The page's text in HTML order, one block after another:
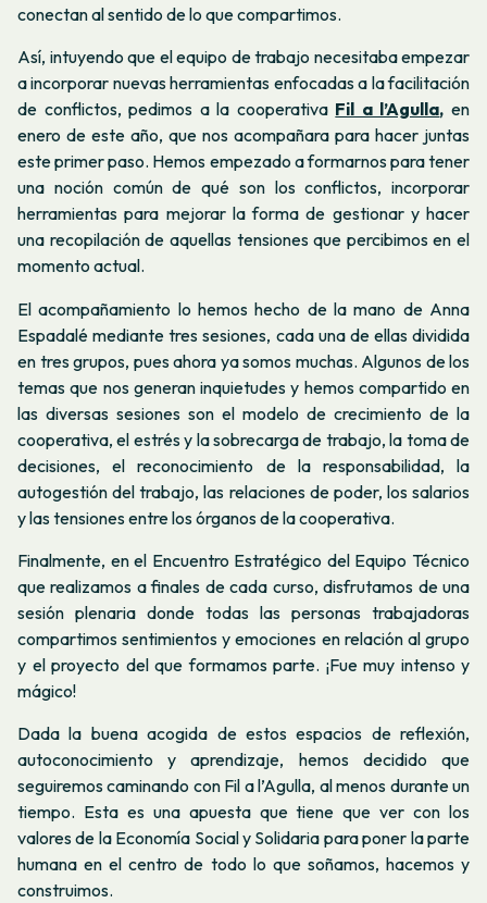
conectan al sentido de lo que compartimos.
Así, intuyendo que el equipo de trabajo necesitaba empezar
a incorporar nuevas herramientas enfocadas a la facilitación
de conflictos, pedimos a la cooperativa Fil a l’Agulla, en
enero de este año, que nos acompañara para hacer juntas
este primer paso. Hemos empezado a formarnos para tener
una noción común de qué son los conflictos, incorporar
herramientas para mejorar la forma de gestionar y hacer
una recopilación de aquellas tensiones que percibimos en el
momento actual.
El acompañamiento lo hemos hecho de la mano de Anna
Espadalé mediante tres sesiones, cada una de ellas dividida
en tres grupos, pues ahora ya somos muchas. Algunos de los
temas que nos generan inquietudes y hemos compartido en
las diversas sesiones son el modelo de crecimiento de la
cooperativa, el estrés y la sobrecarga de trabajo, la toma de
decisiones, el reconocimiento de la responsabilidad, la
autogestión del trabajo, las relaciones de poder, los salarios
y las tensiones entre los órganos de la cooperativa.
Finalmente, en el Encuentro Estratégico del Equipo Técnico
que realizamos a finales de cada curso, disfrutamos de una
sesión plenaria donde todas las personas trabajadoras
compartimos sentimientos y emociones en relación al grupo
y el proyecto del que formamos parte. ¡Fue muy intenso y
mágico!
Dada la buena acogida de estos espacios de reflexión,
autoconocimiento y aprendizaje, hemos decidido que
seguiremos caminando con Fil a l’Agulla, al menos durante un
tiempo. Esta es una apuesta que tiene que ver con los
valores de la Economía Social y Solidaria para poner la parte
humana en el centro de todo lo que soñamos, hacemos y
construimos.